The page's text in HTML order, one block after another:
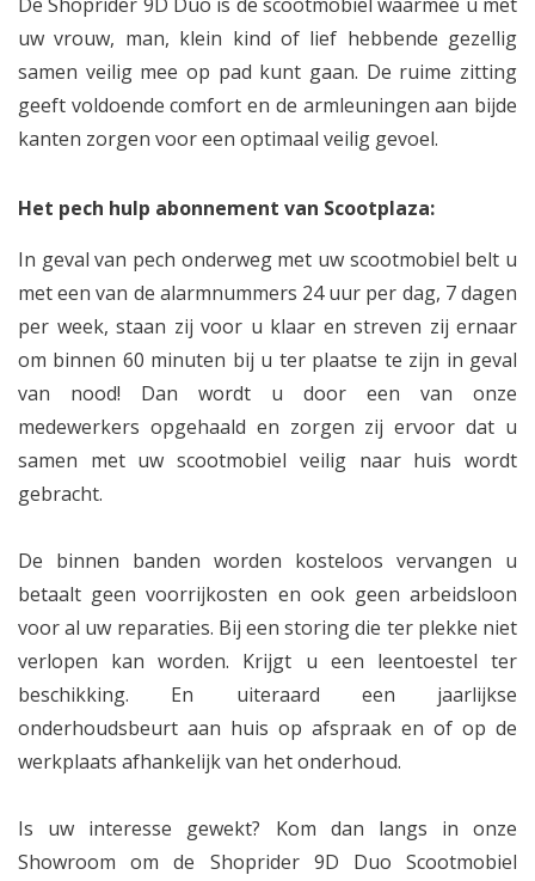
uw vrouw, man, klein kind of lief hebbende gezellig
samen veilig mee op pad kunt gaan. De ruime zitting
geeft voldoende comfort en de armleuningen aan bijde
kanten zorgen voor een optimaal veilig gevoel.
Het pech hulp abonnement van Scootplaza:
In geval van pech onderweg met uw scootmobiel belt u
met een van de alarmnummers 24 uur per dag, 7 dagen
per week, staan zij voor u klaar en streven zij ernaar
om binnen 60 minuten bij u ter plaatse te zijn in geval
van nood! Dan wordt u door een van onze
medewerkers opgehaald en zorgen zij ervoor dat u
samen met uw scootmobiel veilig naar huis wordt
gebracht.
De binnen banden worden kosteloos vervangen u
betaalt geen voorrijkosten en ook geen arbeidsloon
voor al uw reparaties. Bij een storing die ter plekke niet
verlopen kan worden. Krijgt u een leentoestel ter
beschikking. En uiteraard een jaarlijkse
onderhoudsbeurt aan huis op afspraak en of op de
werkplaats afhankelijk van het onderhoud.
Is uw interesse gewekt? Kom dan langs in onze
Showroom om de Shoprider 9D Duo Scootmobiel